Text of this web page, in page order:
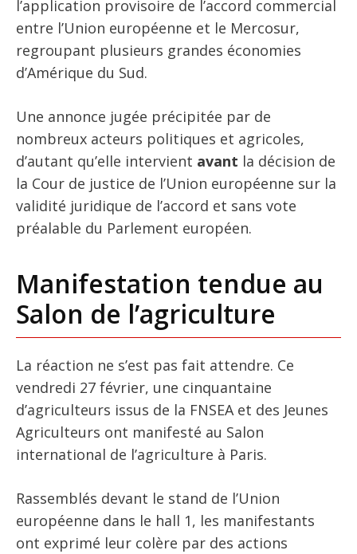
l’application provisoire de l’accord commercial
entre l’Union européenne et le Mercosur,
regroupant plusieurs grandes économies
d’Amérique du Sud.
Une annonce jugée précipitée par de
nombreux acteurs politiques et agricoles,
d’autant qu’elle intervient avant la décision de
la Cour de justice de l’Union européenne sur la
validité juridique de l’accord et sans vote
préalable du Parlement européen.
Manifestation tendue au
Salon de l’agriculture
La réaction ne s’est pas fait attendre. Ce
vendredi 27 février, une cinquantaine
d’agriculteurs issus de la FNSEA et des Jeunes
Agriculteurs ont manifesté au Salon
international de l’agriculture à Paris.
Rassemblés devant le stand de l’Union
européenne dans le hall 1, les manifestants
ont exprimé leur colère par des actions